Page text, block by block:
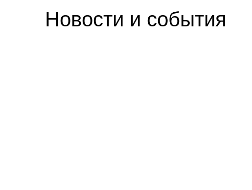
Новости и события